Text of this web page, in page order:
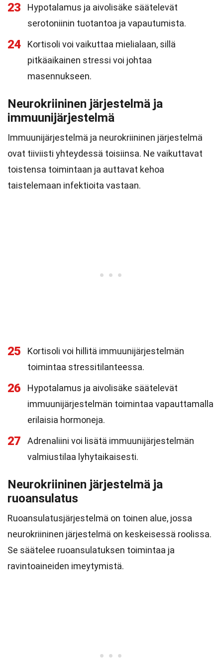
23
Hypotalamus ja aivolisäke säätelevät
serotoniinin tuotantoa ja vapautumista.
24
Kortisoli voi vaikuttaa mielialaan, sillä
pitkäaikainen stressi voi johtaa
masennukseen.
Neurokriininen järjestelmä ja
immuunijärjestelmä
Immuunijärjestelmä ja neurokriininen järjestelmä
ovat tiiviisti yhteydessä toisiinsa. Ne vaikuttavat
toistensa toimintaan ja auttavat kehoa
taistelemaan infektioita vastaan.
25
Kortisoli voi hillitä immuunijärjestelmän
toimintaa stressitilanteessa.
26
Hypotalamus ja aivolisäke säätelevät
immuunijärjestelmän toimintaa vapauttamalla
erilaisia hormoneja.
27
Adrenaliini voi lisätä immuunijärjestelmän
valmiustilaa lyhytaikaisesti.
Neurokriininen järjestelmä ja
ruoansulatus
Ruoansulatusjärjestelmä on toinen alue, jossa
neurokriininen järjestelmä on keskeisessä roolissa.
Se säätelee ruoansulatuksen toimintaa ja
ravintoaineiden imeytymistä.